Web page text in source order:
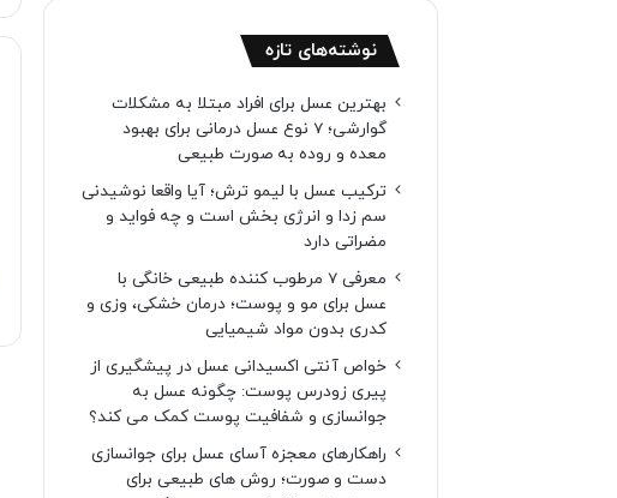
نوشته‌های تازه
بهترین عسل برای افراد مبتلا به مشکلات
گوارشی؛ 7 نوع عسل درمانی برای بهبود
معده و روده به صورت طبیعی
ترکیب عسل با لیمو ترش؛ آیا واقعا نوشیدنی
سم زدا و انرژی بخش است و چه فواید و
مضراتی دارد
معرفی 7 مرطوب کننده طبیعی خانگی با
عسل برای مو و پوست؛ درمان خشکی، وزی و
کدری بدون مواد شیمیایی
خواص آنتی اکسیدانی عسل در پیشگیری از
پیری زودرس پوست: چگونه عسل به
جوانسازی و شفافیت پوست کمک می کند؟
راهکارهای معجزه آسای عسل برای جوانسازی
دست و صورت؛ روش های طبیعی برای